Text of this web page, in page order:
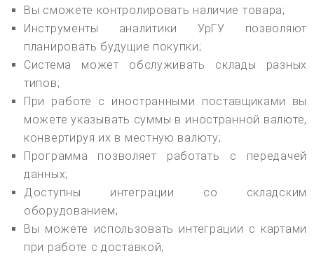
Вы сможете контролировать наличие товара;
Инструменты аналитики УрГУ позволяют
планировать будущие покупки;
Система может обслуживать склады разных
типов;
При работе с иностранными поставщиками вы
можете указывать суммы в иностранной валюте,
конвертируя их в местную валюту;
Программа позволяет работать с передачей
данных;
Доступны интеграции со складским
оборудованием;
Вы можете использовать интеграции с картами
при работе с доставкой;